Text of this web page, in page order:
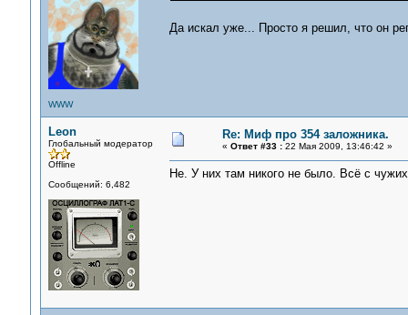
WWW
Да искал уже... Просто я решил, что он
Leon
Глобальный модератор
Offline
Сообщений: 6,482
Re: Миф про 354 заложника.
« Ответ #33 :22 Мая 2009, 13:46:42 »
Не. У них там никого не было. Всё с